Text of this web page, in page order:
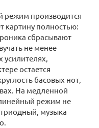
режим производится
картину полностью:
сбрасывают
не менее
усилителях,
остается
басовых нот,
На медленной
режим не
триодный, музыка